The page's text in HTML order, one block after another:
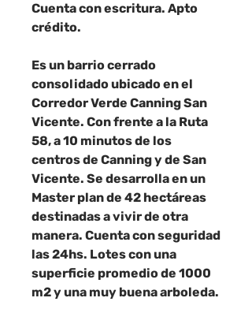
Cuenta con escritura. Apto
crédito.
Es un barrio cerrado
consolidado ubicado en el
Corredor Verde Canning San
Vicente. Con frente a la Ruta
58, a 10 minutos de los
centros de Canning y de San
Vicente. Se desarrolla en un
Master plan de 42 hectáreas
destinadas a vivir de otra
manera. Cuenta con seguridad
las 24hs. Lotes con una
superficie promedio de 1000
m2 y una muy buena arboleda.